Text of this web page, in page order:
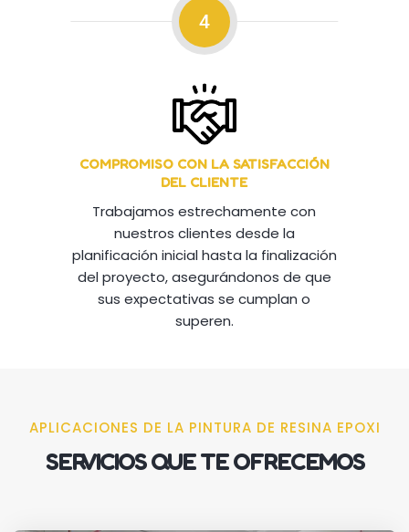
4
COMPROMISO CON LA SATISFACCIÓN
DEL CLIENTE
Trabajamos estrechamente con
nuestros clientes desde la
planificación inicial hasta la finalización
del proyecto, asegurándonos de que
sus expectativas se cumplan o
superen.
APLICACIONES DE LA PINTURA DE RESINA EPOXI
SERVICIOS QUE TE OFRECEMOS